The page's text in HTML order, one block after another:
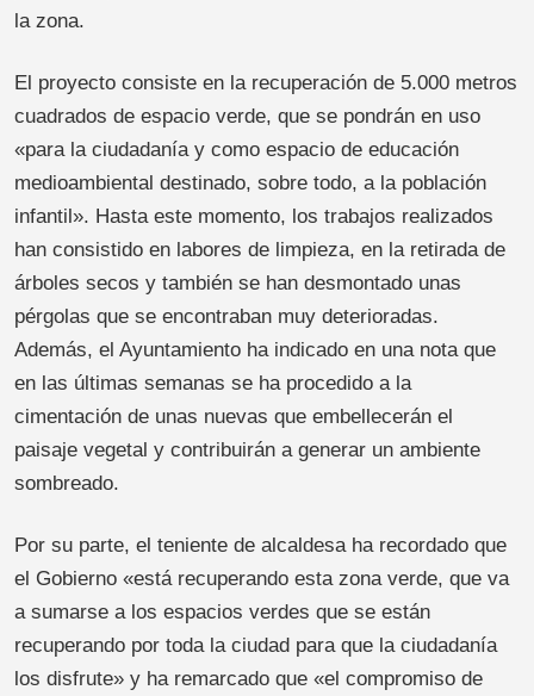
la zona.
El proyecto consiste en la recuperación de 5.000 metros
cuadrados de espacio verde, que se pondrán en uso
«para la ciudadanía y como espacio de educación
medioambiental destinado, sobre todo, a la población
infantil». Hasta este momento, los trabajos realizados
han consistido en labores de limpieza, en la retirada de
árboles secos y también se han desmontado unas
pérgolas que se encontraban muy deterioradas.
Además, el Ayuntamiento ha indicado en una nota que
en las últimas semanas se ha procedido a la
cimentación de unas nuevas que embellecerán el
paisaje vegetal y contribuirán a generar un ambiente
sombreado.
Por su parte, el teniente de alcaldesa ha recordado que
el Gobierno «está recuperando esta zona verde, que va
a sumarse a los espacios verdes que se están
recuperando por toda la ciudad para que la ciudadanía
los disfrute» y ha remarcado que «el compromiso de